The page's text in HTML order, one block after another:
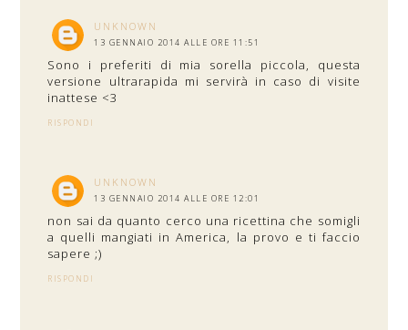
UNKNOWN
13 GENNAIO 2014 ALLE ORE 11:51
Sono i preferiti di mia sorella piccola, questa
versione ultrarapida mi servirà in caso di visite
inattese <3
RISPONDI
UNKNOWN
13 GENNAIO 2014 ALLE ORE 12:01
non sai da quanto cerco una ricettina che somigli
a quelli mangiati in America, la provo e ti faccio
sapere ;)
RISPONDI